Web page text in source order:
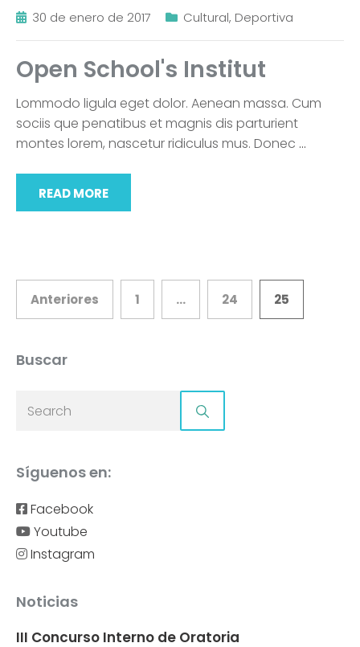
30 de enero de 2017 Cultural, Deportiva
Open School's Institut
Lommodo ligula eget dolor. Aenean massa. Cum
sociis que penatibus et magnis dis parturient
montes lorem, nascetur ridiculus mus. Donec …
READ MORE
Navegación
entradas
Anteriores 1 … 24 25
Buscar
Síguenos en:
Facebook
Youtube
Instagram
Noticias
III Concurso Interno de Oratoria